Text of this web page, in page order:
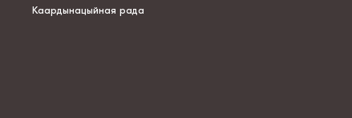
Каардынацыйная рада